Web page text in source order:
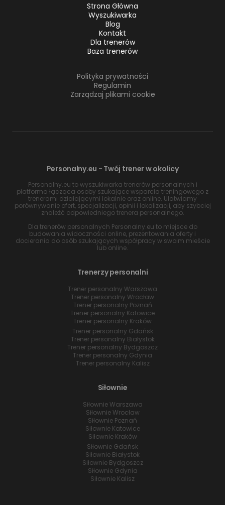
Strona Główna
Wyszukiwarka
Blog
Kontakt
Dla trenerów
Baza trenerów
Polityka prywatności
Regulamin
Zarządzaj plikami cookie
Personalny.eu - Twój trener w okolicy
Personalny.eu to wyszukiwarka trenerów personalnych i
platforma łącząca osoby szukające wsparcia treningowego z
trenerami działającymi lokalnie oraz online. Ułatwiamy
porównywanie ofert, specjalizacji, opinii i lokalizacji, aby szybciej
znaleźć odpowiedniego trenera personalnego.
Dla trenerów personalnych Personalny.eu to miejsce do
budowania widoczności online, prezentowania oferty i
docierania do osób szukających współpracy w swoim mieście
lub online.
Trenerzy personalni
Trener personalny Warszawa
Trener personalny Wrocław
Trener personalny Poznań
Trener personalny Katowice
Trener personalny Kraków
Trener personalny Gdańsk
Trener personalny Białystok
Trener personalny Bydgoszcz
Trener personalny Gdynia
Trener personalny Kalisz
Siłownie
Siłownie Warszawa
Siłownie Wrocław
Siłownie Poznań
Siłownie Katowice
Siłownie Kraków
Siłownie Gdańsk
Siłownie Białystok
Siłownie Bydgoszcz
Siłownie Gdynia
Siłownie Kalisz